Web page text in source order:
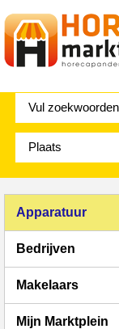
Apparatuur
Bedrijven
Makelaars
Mijn Marktplein